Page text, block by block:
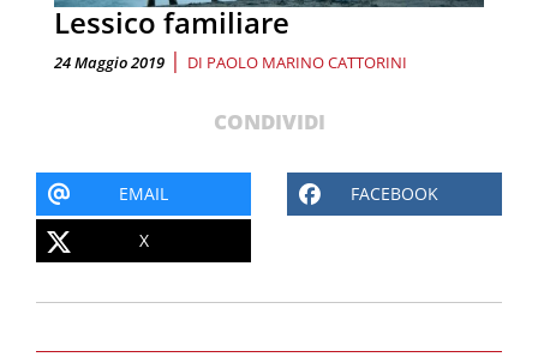
Lessico familiare
24 Maggio 2019 | DI PAOLO MARINO CATTORINI
CONDIVIDI
EMAIL FACEBOOK
X